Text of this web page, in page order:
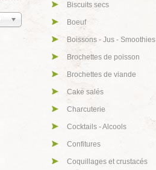
Biscuits secs
Boeuf
Boissons - Jus - Smoothies
Brochettes de poisson
Brochettes de viande
Cake salés
Charcuterie
Cocktails - Alcools
Confitures
Coquillages et crustacés